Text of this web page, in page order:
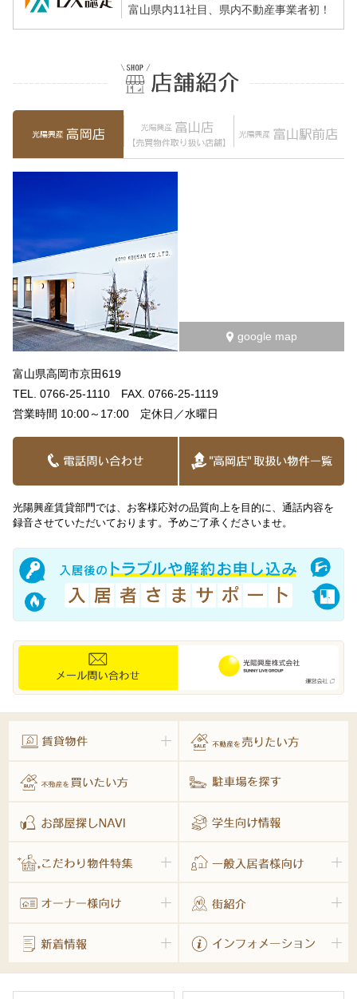
富山県内11社目、県内不動産事業者初！
google map
富山県高岡市京田619
TEL. 0766-25-1110 FAX. 0766-25-1119
営業時間 10:00～17:00 定休日／水曜日
光陽興産賃貸部門では、お客様応対の品質向上を目的に、通話内容を
録音させていただいております。予めご了承くださいませ。